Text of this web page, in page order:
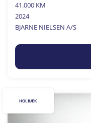
41.000 KM
2024
BJARNE NIELSEN A/S
HOLBÆK